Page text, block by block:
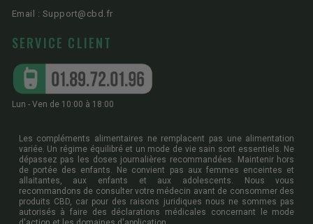
Email : Support@cbd.fr
SERVICE CLIENT
Lun - Ven de 10:00 à 18:00
Les compléments alimentaires ne remplacent pas une alimentation
variée. Un régime équilibré et un mode de vie sain sont essentiels. Ne
dépassez pas les doses journalières recommandées. Maintenir hors
de portée des enfants. Ne convient pas aux femmes enceintes et
allaitantes, aux enfants et aux adolescents. Nous vous
recommandons de consulter votre médecin avant de consommer des
produits CBD, car pour des raisons juridiques nous ne sommes pas
autorisés à faire des déclarations médicales concernant le mode